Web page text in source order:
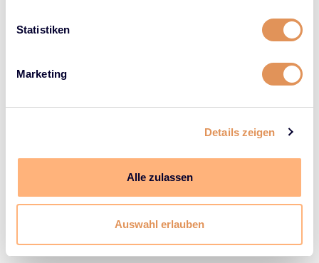
Statistiken
Marketing
Details zeigen
Alle zulassen
Auswahl erlauben
für trockenes und
Moroccan Argan Oil
Keune So Pure